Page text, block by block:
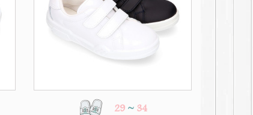
29 ~34